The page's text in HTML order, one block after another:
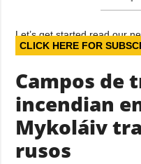
Let’s get started read our
CLICK HERE FOR
Campos de
incendian
Mykoláiv
rusos